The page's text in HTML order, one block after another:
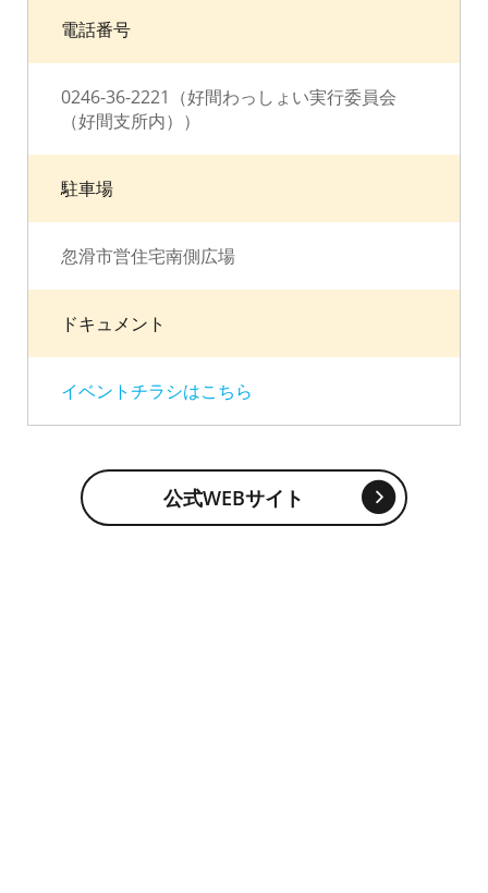
電話番号
0246-36-2221（好間わっしょい実行委員会
（好間支所内））
駐車場
忽滑市営住宅南側広場
ドキュメント
イベントチラシはこちら
公式WEBサイト